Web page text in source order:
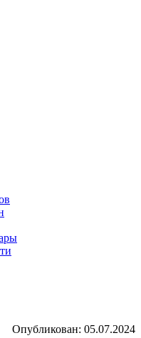
Опубликован: 05.07.2024